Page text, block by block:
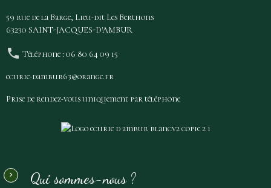
59 rue de la Barge, Lieu-dit Les Berthons
63230 SAINT-JACQUES-D'AMBUR
Téléphone : 06 80 64 09 15
ecurie-dambur63@orange.fr
Prise de rendez-vous uniquement par téléphone
Qui sommes-nous ?